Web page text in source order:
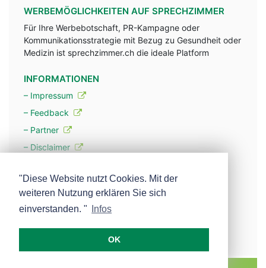
WERBEMÖGLICHKEITEN AUF SPRECHZIMMER
Für Ihre Werbebotschaft, PR-Kampagne oder
Kommunikationsstrategie mit Bezug zu Gesundheit oder
Medizin ist sprechzimmer.ch die ideale Platform
INFORMATIONEN
– Impressum
– Feedback
– Partner
– Disclaimer
– Werbung
– Mehr über unsere Experten
"Diese Website nutzt Cookies. Mit der
weiteren Nutzung erklären Sie sich
einverstanden. "
Infos
OK